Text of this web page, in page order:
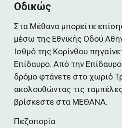
Οδικώς
Στα Μέθανα μπορείτε
μέσω της Εθνικής Οδού
Ισθμό της Κορίνθου
Επίδαυρο. Από την
δρόμο φτάνετε στο χωριό
ακολουθώντας τις ταμπέ
βρίσκεστε στα ΜΕΘΑΝΑ.
Πεζοπορία